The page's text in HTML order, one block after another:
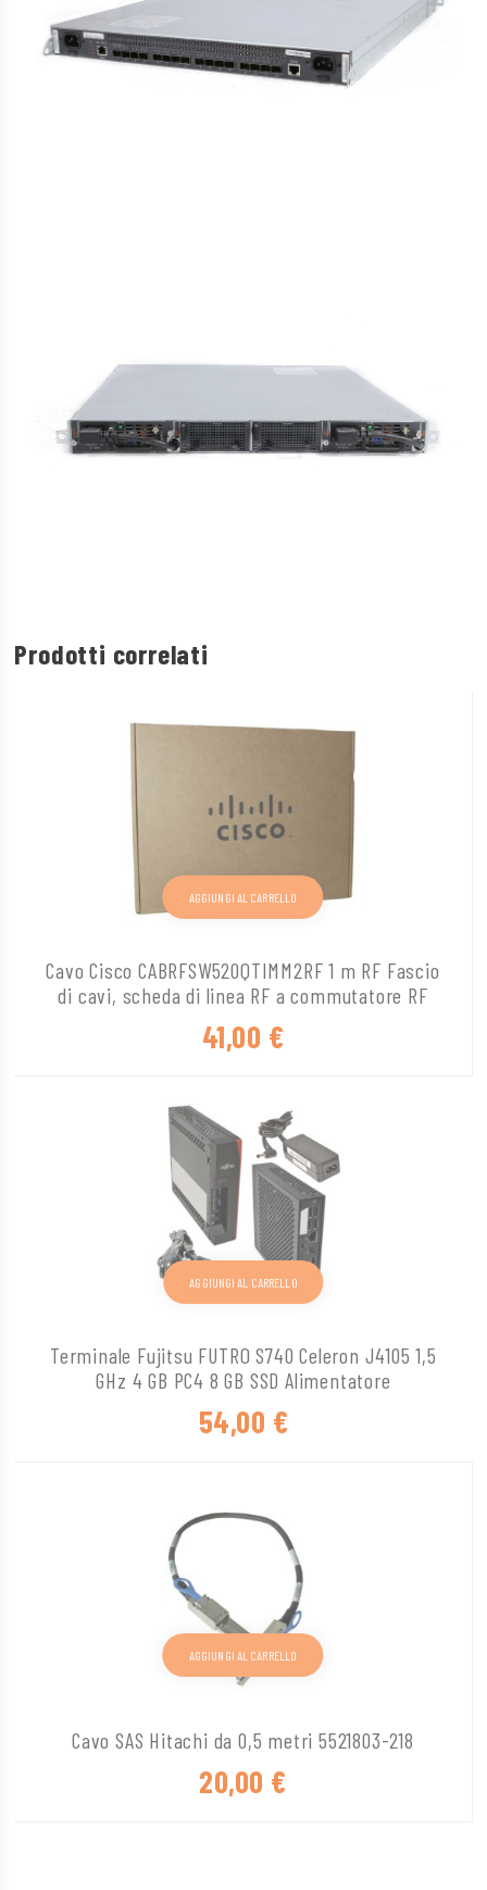
Prodotti correlati
Cavo Cisco CABRFSW520QTIMM2RF 1 m RF Fascio
di cavi, scheda di linea RF a commutatore RF
41,00 €
AGGIUNGI AL CARRELLO
Terminale Fujitsu FUTRO S740 Celeron J4105 1,5
GHz 4 GB PC4 8 GB SSD Alimentatore
54,00 €
AGGIUNGI AL CARRELLO
Cavo SAS Hitachi da 0,5 metri 5521803-218
20,00 €
AGGIUNGI AL CARRELLO